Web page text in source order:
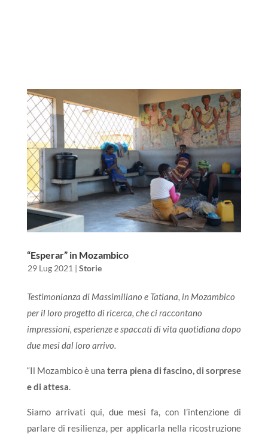
“Esperar” in Mozambico
29 Lug 2021 | Storie
Testimonianza di Massimiliano e Tatiana, in Mozambico
per il loro progetto di ricerca, che ci raccontano
impressioni, esperienze e spaccati di vita quotidiana dopo
due mesi dal loro arrivo.
“Il Mozambico è unaterra piena di fascino, di sorprese
e di attesa.
Siamo arrivati qui, due mesi fa, con l’intenzione di
parlare di resilienza, per applicarla nella ricostruzione